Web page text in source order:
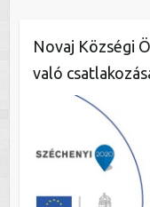
Novaj Községi
való